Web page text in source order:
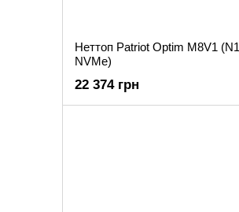
Неттоп Patriot Optim M8V1
NVMe)
22 374 грн